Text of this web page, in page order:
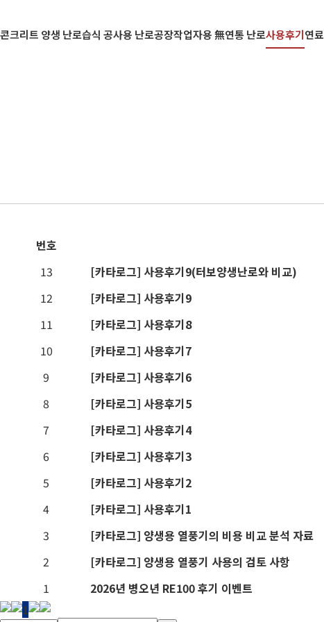
콘크리트 양생 난로습식 공사용 난로공장작업자용 無연통 난로사용후기연료
번호
13
[카타로그] 사용후기9(터보양생난로와 비교)
12
[카타로그] 사용후기9
11
[카타로그] 사용후기8
10
[카타로그] 사용후기7
9
[카타로그] 사용후기6
8
[카타로그] 사용후기5
7
[카타로그] 사용후기4
6
[카타로그] 사용후기3
5
[카타로그] 사용후기2
4
[카타로그] 사용후기1
3
[카타로그] 양생용 열풍기의 비용 비교 분석 자료
2
[카타로그] 양생용 열풍기 사용의 검토 사항
1
2026년 병오년 RE100 후기 이벤트
1